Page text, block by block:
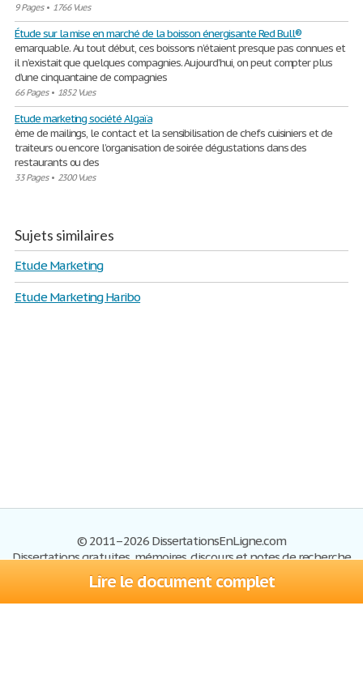
Lire le document complet
9 Pages• 1766 Vues
Étude sur la mise en marché de la boisson énergisante Red Bull®
emarquable. Au tout début, ces boissons n’étaient presque pas connues et
il n’existait que quelques compagnies. Aujourd’hui, on peut compter plus
d’une cinquantaine de compagnies
66 Pages• 1852 Vues
Etude marketing société Algaïa
ème de mailings, le contact et la sensibilisation de chefs cuisiniers et de
traiteurs ou encore l’organisation de soirée dégustations dans des
restaurants ou des
33 Pages• 2300 Vues
Sujets similaires
Etude Marketing
Etude Marketing Haribo
© 2011–2026 DissertationsEnLigne.com
Dissertations gratuites, mémoires, discours et notes de recherche